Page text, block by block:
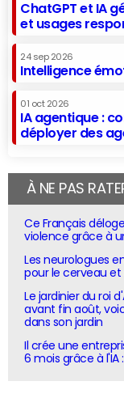
ChatGPT et IA
et usages
24 sep 2026
Intelligence
01 oct 2026
IA agentique :
déployer des
À NE PAS
Ce Français
violence grâce à
Les neurologues
pour le cerveau
Le jardinier du roi
avant fin août,
dans son jardin
Il crée une
6 mois grâce à l'IA